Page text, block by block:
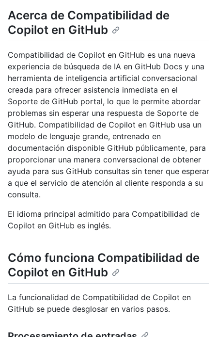
Acerca de Compatibilidad de
Copilot en GitHub
Compatibilidad de Copilot en GitHub es una nueva
experiencia de búsqueda de IA en GitHub Docs y una
herramienta de inteligencia artificial conversacional
creada para ofrecer asistencia inmediata en el
Soporte de GitHub portal, lo que le permite abordar
problemas sin esperar una respuesta de Soporte de
GitHub. Compatibilidad de Copilot en GitHub usa un
modelo de lenguaje grande, entrenado en
documentación disponible GitHub públicamente, para
proporcionar una manera conversacional de obtener
ayuda para sus GitHub consultas sin tener que esperar
a que el servicio de atención al cliente responda a su
consulta.
El idioma principal admitido para Compatibilidad de
Copilot en GitHub es inglés.
Cómo funciona Compatibilidad de
Copilot en GitHub
La funcionalidad de Compatibilidad de Copilot en
GitHub se puede desglosar en varios pasos.